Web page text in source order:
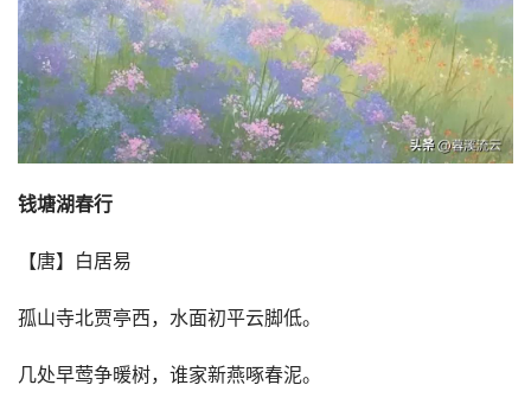
钱塘湖春行
【唐】白居易
孤山寺北贾亭西，水面初平云脚低。
几处早莺争暖树，谁家新燕啄春泥。